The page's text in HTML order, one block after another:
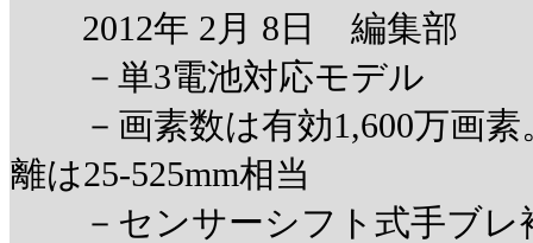
2012年 2月 8日 編集部
－単3電池対応モデル
－画素数は有効1,600万画素
離は25-525mm相当
－センサーシフト式手ブレ